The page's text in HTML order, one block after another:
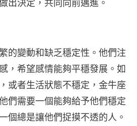
出決定，共同向前邁進。
的變動和缺乏穩定性。他們注
，希望感情能夠平穩發展。如
或者生活狀態不穩定，金牛座
們需要一個能夠給予他們穩定
個總是讓他們捉摸不透的人。